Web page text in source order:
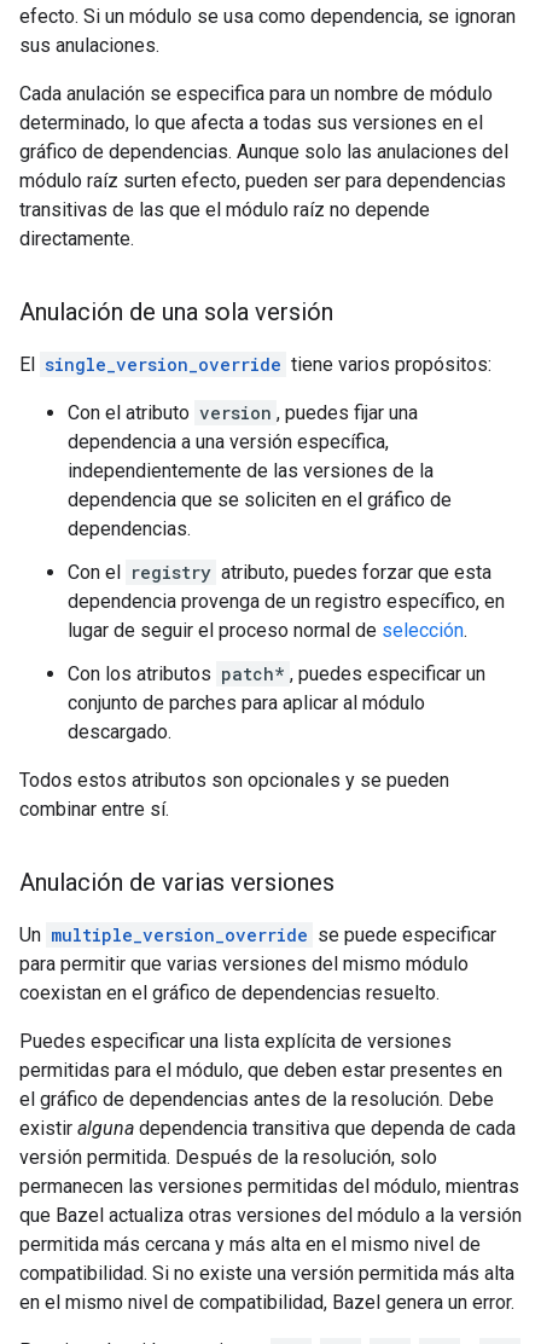
efecto. Si un módulo se usa como dependencia, se ignoran
sus anulaciones.
Cada anulación se especifica para un nombre de módulo
determinado, lo que afecta a todas sus versiones en el
gráfico de dependencias. Aunque solo las anulaciones del
módulo raíz surten efecto, pueden ser para dependencias
transitivas de las que el módulo raíz no depende
directamente.
Anulación de una sola versión
El single_version_override tiene varios propósitos:
Con el atributo version , puedes fijar una
dependencia a una versión específica,
independientemente de las versiones de la
dependencia que se soliciten en el gráfico de
dependencias.
Con el registry atributo, puedes forzar que esta
dependencia provenga de un registro específico, en
lugar de seguir el proceso normal de selección.
Con los atributos patch* , puedes especificar un
conjunto de parches para aplicar al módulo
descargado.
Todos estos atributos son opcionales y se pueden
combinar entre sí.
Anulación de varias versiones
Un multiple_version_override se puede especificar
para permitir que varias versiones del mismo módulo
coexistan en el gráfico de dependencias resuelto.
Puedes especificar una lista explícita de versiones
permitidas para el módulo, que deben estar presentes en
el gráfico de dependencias antes de la resolución. Debe
existir alguna dependencia transitiva que dependa de cada
versión permitida. Después de la resolución, solo
permanecen las versiones permitidas del módulo, mientras
que Bazel actualiza otras versiones del módulo a la versión
permitida más cercana y más alta en el mismo nivel de
compatibilidad. Si no existe una versión permitida más alta
en el mismo nivel de compatibilidad, Bazel genera un error.